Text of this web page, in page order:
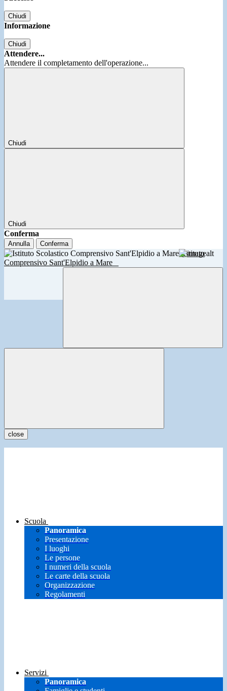
Chiudi
Informazione
Chiudi
Attendere...
Attendere il completamento dell'operazione...
Chiudi
Chiudi
Conferma
Annulla Conferma
Istituto
Comprensivo Sant'Elpidio a Mare
close
Scuola
Panoramica
Presentazione
I luoghi
Le persone
I numeri della scuola
Le carte della scuola
Organizzazione
Regolamenti
Servizi
Panoramica